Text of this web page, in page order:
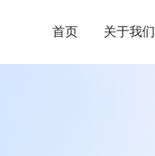
首页 关于我们